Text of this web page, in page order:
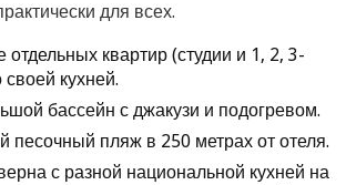
для всех.
квартир (студии и 1, 2, 3-
кухней.
бассейн с джакузи и подогревом.
песочный пляж в 250 метрах от отеля.
с разной национальной кухней на